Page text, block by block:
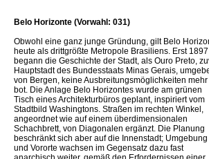
Belo Horizonte (Vorwahl: 031)
Obwohl eine ganz junge Gründung, gilt Belo
heute als drittgrößte Metropole Brasiliens. Erst 1897
begann die Geschichte der Stadt, als Ouro Preto,
Hauptstadt des Bundesstaats Minas Gerais,
von Bergen, keine Ausbreitungsmöglichkeiten mehr
bot. Die Anlage Belo Horizontes wurde am grünen
Tisch eines Architekturbüros geplant, inspiriert vom
Stadtbild Washingtons. Straßen im rechten Winkel,
angeordnet wie auf einem überdimensionalen
Schachbrett, von Diagonalen ergänzt. Die Planung
beschränkt sich aber auf die Innenstadt; Umgebung
und Vororte wachsen im Gegensatz dazu fast